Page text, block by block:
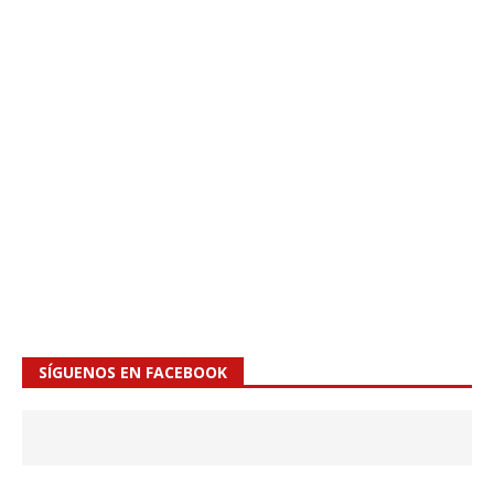
SÍGUENOS EN FACEBOOK